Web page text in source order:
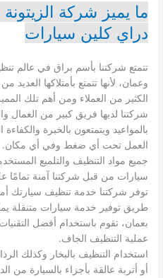
ما يميز شركة
دراي كلين سيارات
تتمتع شركتنا بأسم براق في عالم
وعمان، لأنها تتمتع بأمتلاكها العديد
الكثير من العملاء ومن أهم تلك
شركتنا لديها فريق كبير من العمال
بالمواعيد ويتمتعون بالخبرة
العمل تحت أي ضغط وفي أي مكان.
جميع مواد التنظيف والتلميع
سيارات من قبل شركتنا آمنة تمامًا
توفر شركتنا خدمة تنظيف سيارتك
طريق توفير خدمة سيارات متنقلة
بعمان، تقوم باستخدام أفضل
عملية التنظيف الجاف.
استخدام التنظيف بالبخار وكذلك
أو أتربة عالقة بأجزاء بالسيارة من